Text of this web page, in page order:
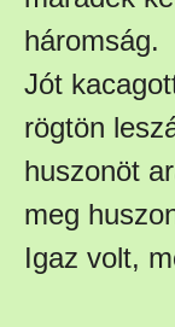
háromság.
Jót
rögtön
huszonöt
meg
Igaz volt,